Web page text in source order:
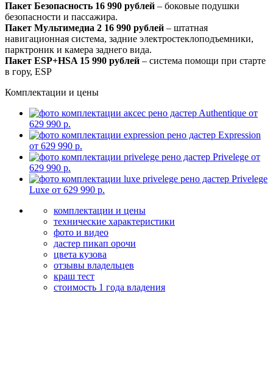
Пакет Безопасность 16 990 рублей – боковые подушки
безопасности и пассажира.
Пакет Мультимедиа 2 16 990 рублей – штатная
навигационная система, задние электростеклоподъемники,
парктроник и камера заднего вида.
Пакет ESP+HSA 15 990 рублей – cистема помощи при старте
в гору, ESP
Комплектации и цены
Authentique от
629 990 р.
Expression
от 629 990 р.
Privelege от
629 990 р.
Privelege
Luxe от 629 990 р.
комплектации и цены
технические характеристики
фото и видео
дастер пикап орочи
цвета кузова
отзывы владельцев
краш тест
стоимость 1 года владения